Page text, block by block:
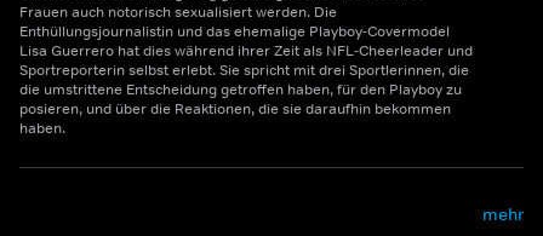
Frauen auch notorisch sexualisiert werden. Die
Enthüllungsjournalistin und das ehemalige Playboy-Covermodel
Lisa Guerrero hat dies während ihrer Zeit als NFL-Cheerleader und
Sportreporterin selbst erlebt. Sie spricht mit drei Sportlerinnen, die
die umstrittene Entscheidung getroffen haben, für den Playboy zu
posieren, und über die Reaktionen, die sie daraufhin bekommen
haben.
mehr